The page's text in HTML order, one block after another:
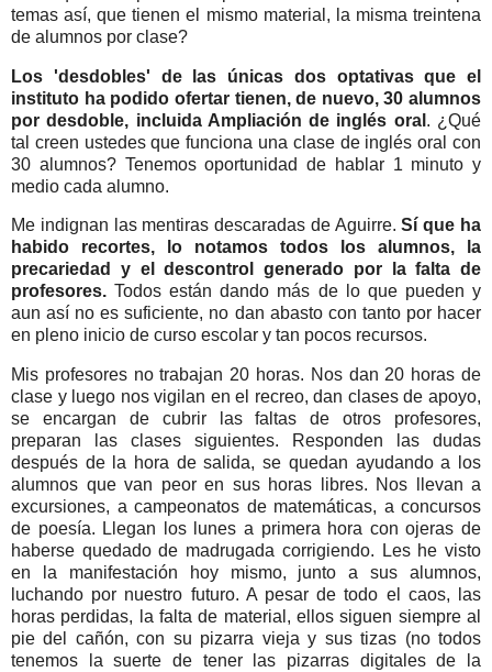
temas así, que tienen el mismo material, la misma treintena
de alumnos por clase?
Los 'desdobles' de las únicas dos optativas que el
instituto ha podido ofertar tienen, de nuevo, 30 alumnos
por desdoble, incluida Ampliación de inglés oral . ¿Qué
tal creen ustedes que funciona una clase de inglés oral con
30 alumnos? Tenemos oportunidad de hablar 1 minuto y
medio cada alumno.
Me indignan las mentiras descaradas de Aguirre.Sí que ha
habido recortes, lo notamos todos los alumnos, la
precariedad y el descontrol generado por la falta de
profesores. Todos están dando más de lo que pueden y
aun así no es suficiente, no dan abasto con tanto por hacer
en pleno inicio de curso escolar y tan pocos recursos.
Mis profesores no trabajan 20 horas. Nos dan 20 horas de
clase y luego nos vigilan en el recreo, dan clases de apoyo,
se encargan de cubrir las faltas de otros profesores,
preparan las clases siguientes. Responden las dudas
después de la hora de salida, se quedan ayudando a los
alumnos que van peor en sus horas libres. Nos llevan a
excursiones, a campeonatos de matemáticas, a concursos
de poesía. Llegan los lunes a primera hora con ojeras de
haberse quedado de madrugada corrigiendo. Les he visto
en la manifestación hoy mismo, junto a sus alumnos,
luchando por nuestro futuro. A pesar de todo el caos, las
horas perdidas, la falta de material, ellos siguen siempre al
pie del cañón, con su pizarra vieja y sus tizas (no todos
tenemos la suerte de tener las pizarras digitales de la